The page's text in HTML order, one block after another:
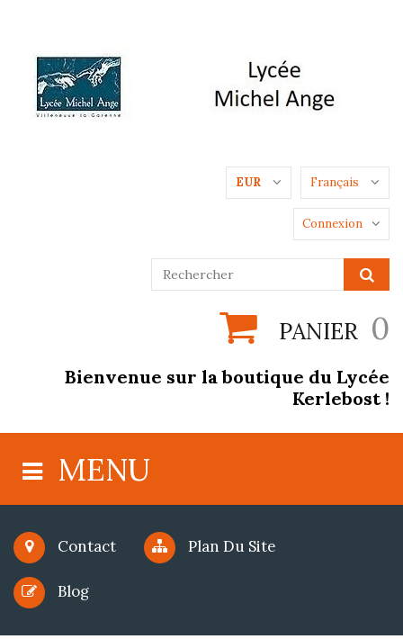
Français
EUR
Connexion
PANIER 0
Bienvenue sur la boutique du Lycée
Kerlebost !
MENU
Contact Plan Du Site
Blog